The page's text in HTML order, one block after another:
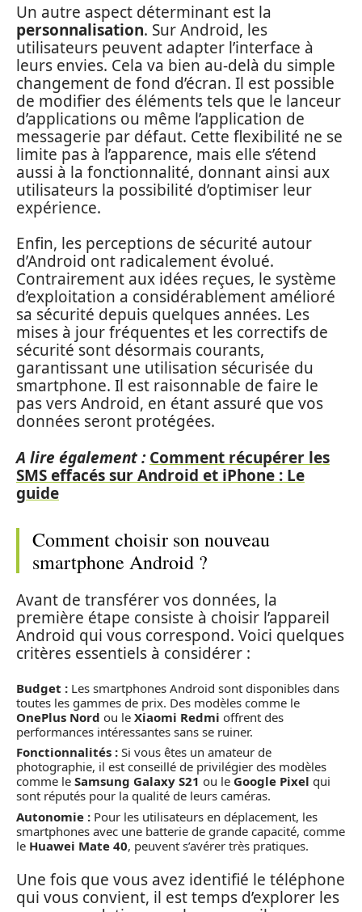
Un autre aspect déterminant est la
personnalisation. Sur Android, les
utilisateurs peuvent adapter l’interface à
leurs envies. Cela va bien au-delà du simple
changement de fond d’écran. Il est possible
de modifier des éléments tels que le lanceur
d’applications ou même l’application de
messagerie par défaut. Cette flexibilité ne se
limite pas à l’apparence, mais elle s’étend
aussi à la fonctionnalité, donnant ainsi aux
utilisateurs la possibilité d’optimiser leur
expérience.
Enfin, les perceptions de sécurité autour
d’Android ont radicalement évolué.
Contrairement aux idées reçues, le système
d’exploitation a considérablement amélioré
sa sécurité depuis quelques années. Les
mises à jour fréquentes et les correctifs de
sécurité sont désormais courants,
garantissant une utilisation sécurisée du
smartphone. Il est raisonnable de faire le
pas vers Android, en étant assuré que vos
données seront protégées.
A lire également : Comment récupérer les
SMS effacés sur Android et iPhone : Le
guide
Comment choisir son nouveau
smartphone Android ?
Avant de transférer vos données, la
première étape consiste à choisir l’appareil
Android qui vous correspond. Voici quelques
critères essentiels à considérer :
Budget : Les smartphones Android sont disponibles dans
toutes les gammes de prix. Des modèles comme le
OnePlus Nord ou le Xiaomi Redmi offrent des
performances intéressantes sans se ruiner.
Fonctionnalités : Si vous êtes un amateur de
photographie, il est conseillé de privilégier des modèles
comme le Samsung Galaxy S21 ou le Google Pixel qui
sont réputés pour la qualité de leurs caméras.
Autonomie : Pour les utilisateurs en déplacement, les
smartphones avec une batterie de grande capacité, comme
le Huawei Mate 40, peuvent s’avérer très pratiques.
Une fois que vous avez identifié le téléphone
qui vous convient, il est temps d’explorer les